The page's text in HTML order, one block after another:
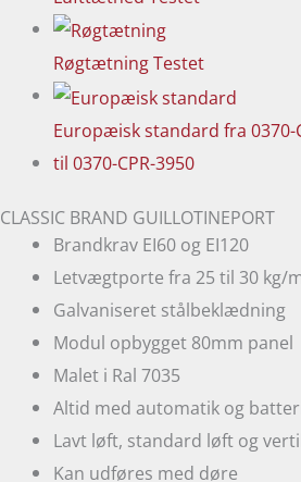
RøgtætningTestet
Europæisk standardfra 0370-
til 0370-CPR-3950
CLASSIC BRAND GUILLOTINEPORT
Brandkrav EI60 og EI120
Letvægtporte fra 25 til 30 kg/
Galvaniseret stålbeklædning
Modul opbygget 80mm panel
Malet i Ral 7035
Altid med automatik og
Lavt løft, standard løft og
Kan udføres med døre